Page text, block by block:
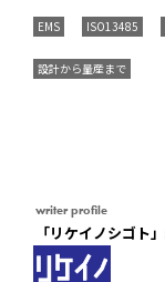
EMS ISO13485
設計から量産まで
writer profile
「リケイノシゴト